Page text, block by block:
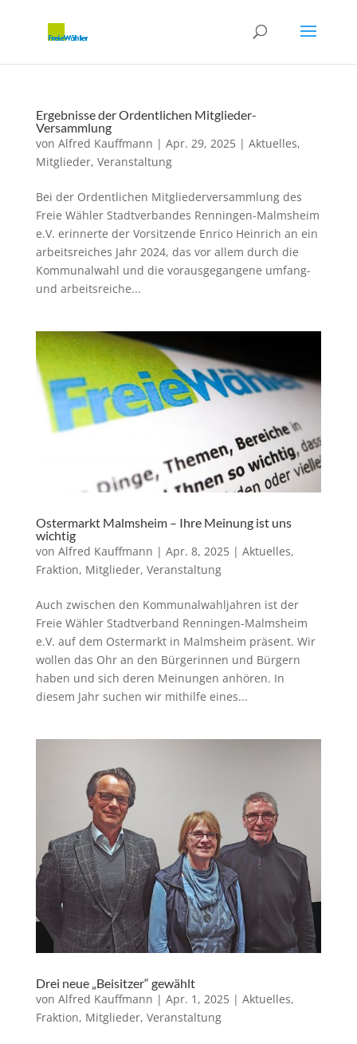
Ergebnisse der Ordentlichen Mitglieder-
Versammlung
von Alfred Kauffmann | Apr. 29, 2025| Aktuelles,
Mitglieder, Veranstaltung
Bei der Ordentlichen Mitgliederversammlung des
Freie Wähler Stadtverbandes Renningen-Malmsheim
e.V. erinnerte der Vorsitzende Enrico Heinrich an ein
arbeitsreiches Jahr 2024, das vor allem durch die
Kommunalwahl und die vorausgegangene umfang-
und arbeitsreiche...
Ostermarkt Malmsheim – Ihre Meinung ist uns
wichtig
von Alfred Kauffmann | Apr. 8, 2025| Aktuelles,
Fraktion, Mitglieder, Veranstaltung
Auch zwischen den Kommunalwahljahren ist der
Freie Wähler Stadtverband Renningen-Malmsheim
e.V. auf dem Ostermarkt in Malmsheim präsent. Wir
wollen das Ohr an den Bürgerinnen und Bürgern
haben und sich deren Meinungen anhören. In
diesem Jahr suchen wir mithilfe eines...
Drei neue „Beisitzer“ gewählt
von Alfred Kauffmann | Apr. 1, 2025| Aktuelles,
Fraktion, Mitglieder, Veranstaltung